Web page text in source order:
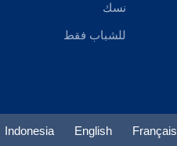
نسك
للشباب فقط
Français
English
Indonesia